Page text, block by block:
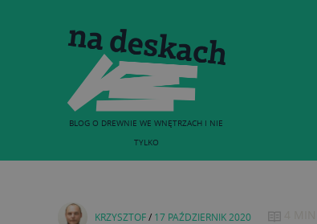
BLOG O DREWNIE WE WNĘTRZACH I NIE
TYLKO
KRZYSZTOF/ 17 PAŹDZIERNIK 2020